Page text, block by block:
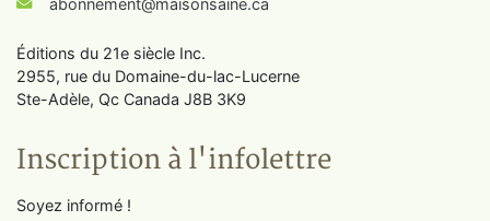
Éditions du 21e siècle Inc.
2955, rue du Domaine-du-lac-Lucerne
Ste-Adèle, Qc Canada J8B 3K9
Inscription à l'infolettre
Soyez informé !